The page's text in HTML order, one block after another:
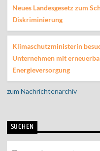
Neues Landesgesetz zum
Diskriminierung
Klimaschutzministerin
Unternehmen mit
Energieversorgung
zum Nachrichtenarchiv
SUCHEN